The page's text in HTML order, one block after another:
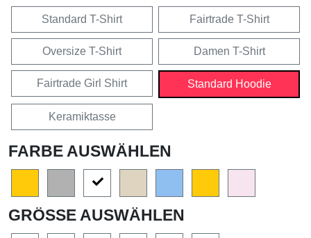
Standard T-Shirt Fairtrade T-Shirt
Oversize T-Shirt Damen T-Shirt
Fairtrade Girl Shirt Standard Hoodie
Keramiktasse
FARBE AUSWÄHLEN
GRÖSSE AUSWÄHLEN